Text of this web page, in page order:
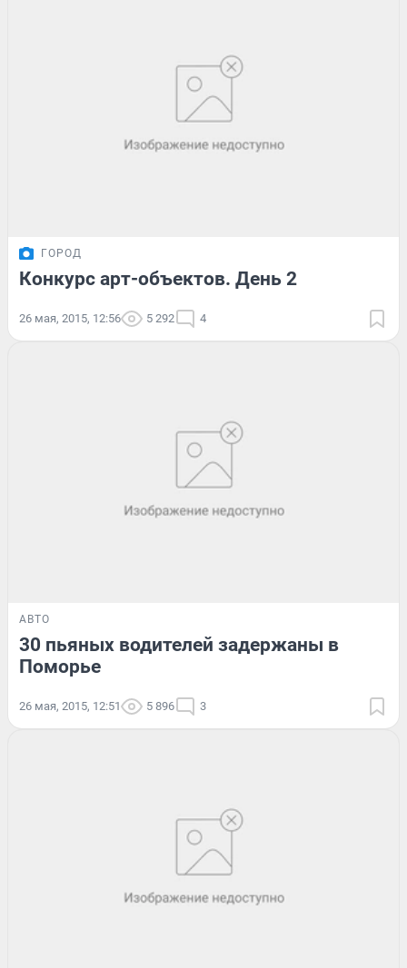
ГОРОД
Конкурс арт-объектов. День 2
26 мая, 2015, 12:56 5 292 4
АВТО
30 пьяных водителей задержаны в
Поморье
26 мая, 2015, 12:51 5 896 3